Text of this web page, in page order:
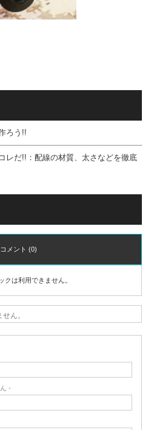
ろう!!
レだ!!：配線の材質、太さなどを徹底
コメント (0)
クは利用できません。
ん。
-